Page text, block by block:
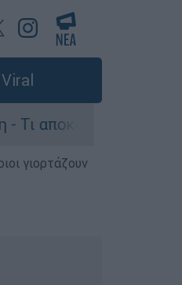
Viral
στους
γιορτάζουν